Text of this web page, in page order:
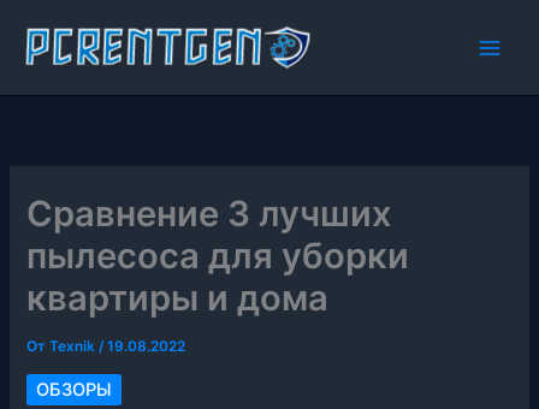
содержимому
Сравнение 3 лучших
пылесоса для уборки
квартиры и дома
ОтTexnik/19.08.2022
ОБЗОРЫ